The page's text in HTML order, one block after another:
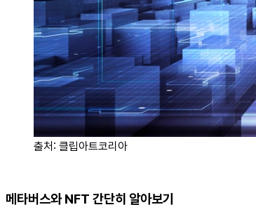
출처: 클립아트코리아
메타버스와 NFT 간단히 알아보기